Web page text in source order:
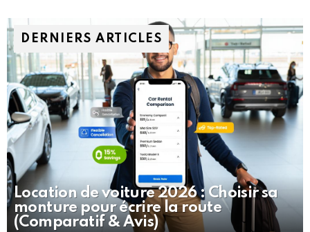
DERNIERS ARTICLES
Location de voiture 2026 : Choisir sa
monture pour écrire la route
(Comparatif & Avis)